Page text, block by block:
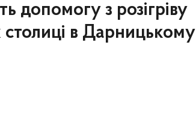
допомогу з розігріву
в Дарницькому